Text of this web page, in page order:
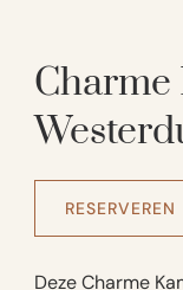
Charme
RESERVEREN
Deze Charme